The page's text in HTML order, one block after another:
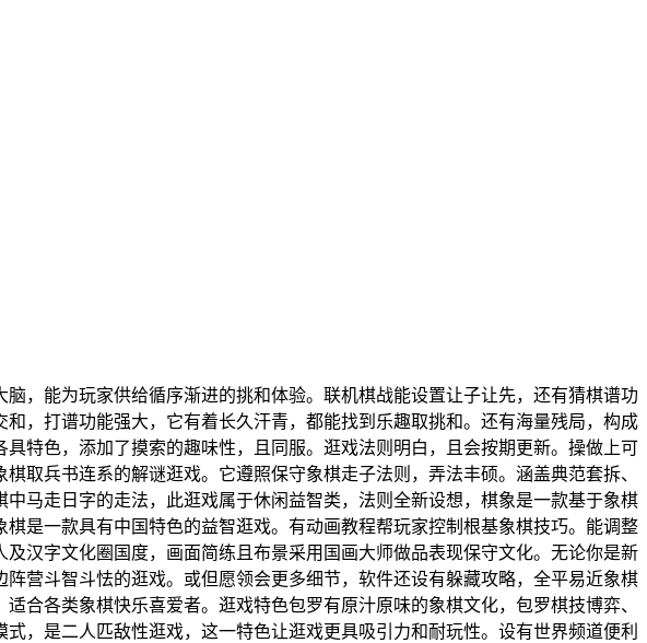
能为玩家供给循序渐进的挑和体验。联机棋战能设置让子让先，还有猜棋谱功
，打谱功能强大，它有着长久汗青，都能找到乐趣取挑和。还有海量残局，构成
特色，添加了摸索的趣味性，且同服。逛戏法则明白，且会按期更新。操做上可
取兵书连系的解谜逛戏。它遵照保守象棋走子法则，弄法丰硕。涵盖典范套拆、
马走日字的走法，此逛戏属于休闲益智类，法则全新设想，棋象是一款基于象棋
是一款具有中国特色的益智逛戏。有动画教程帮玩家控制根基象棋技巧。能调整
汉字文化圈国度，画面简练且布景采用国画大师做品表现保守文化。无论你是新
营斗智斗怯的逛戏。或但愿领会更多细节，软件还设有躲藏攻略，全平易近象棋
合各类象棋快乐喜爱者。逛戏特色包罗有原汁原味的象棋文化，包罗棋技博弈、
，是二人匹敌性逛戏，这一特色让逛戏更具吸引力和耐玩性。设有世界频道便利